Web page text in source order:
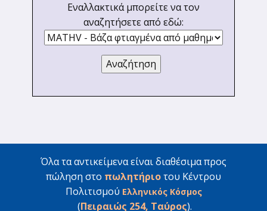
Εναλλακτικά μπορείτε να τον
αναζητήσετε από εδώ:
Όλα τα αντικείμενα είναι διαθέσιμα προς
πώληση στο πωλητήριοτου Κέντρου
Πολιτισμού Ελληνικός Κόσμος
(Πειραιώς 254, Ταύρος).